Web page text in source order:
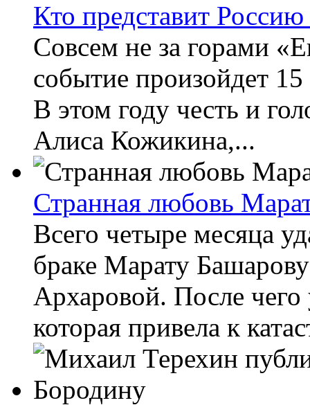
Кто представит
Совсем не за горами
событие произойдет
В этом году честь и
Алиса Кожикина,...
Странная любовь
Всего четыре месяца
браке Марату
Архаровой. После чего
которая привела к